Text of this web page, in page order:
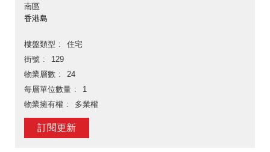
南區
香港島
樓盤類型
住宅
街號
129
物業層數
24
每層單位數量
1
物業擁有權
多業權
訂閱更新